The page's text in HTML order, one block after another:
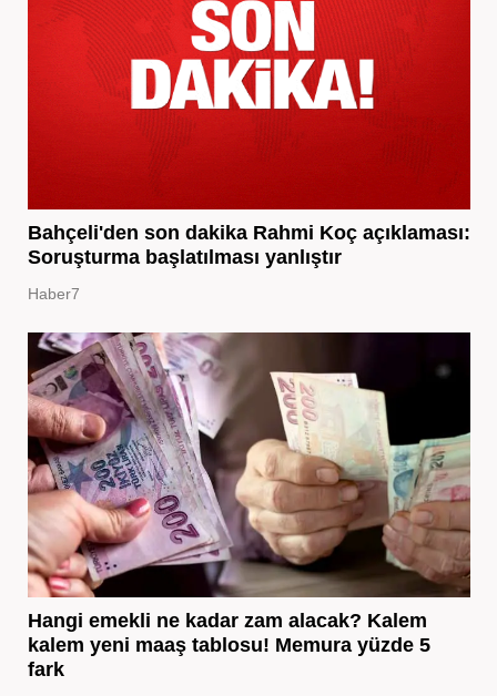
Bahçeli'den son dakika Rahmi Koç açıklaması:
Soruşturma başlatılması yanlıştır
Haber7
Hangi emekli ne kadar zam alacak? Kalem
kalem yeni maaş tablosu! Memura yüzde 5
fark